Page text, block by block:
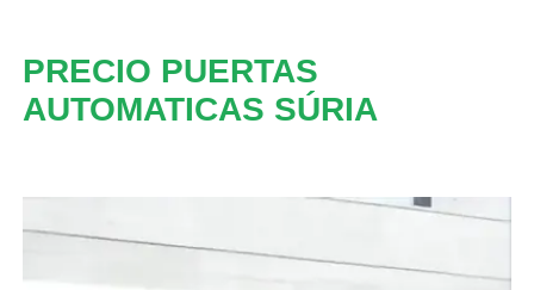
PRECIO PUERTAS
AUTOMATICAS SÚRIA